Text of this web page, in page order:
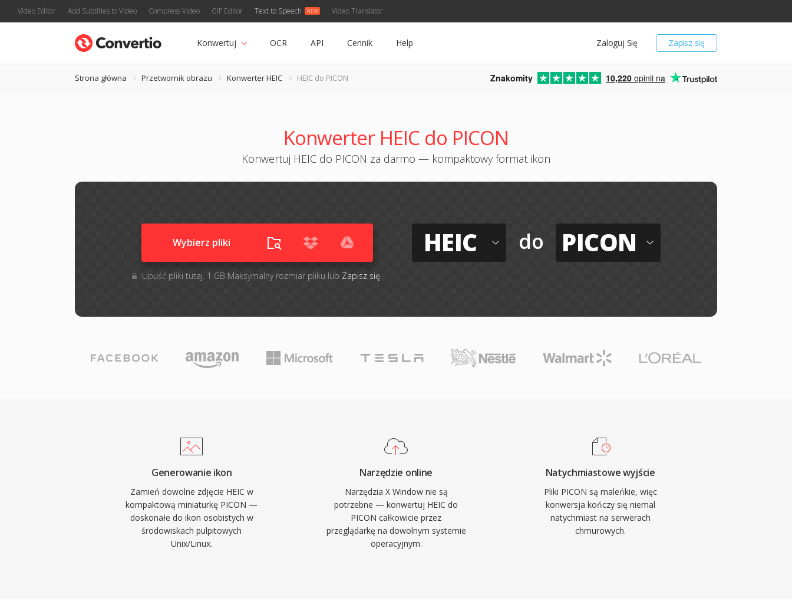
Video Editor Add Subtitles to Video Compress Video GIF Editor Text to Speech Video Translator
Zapisz się
Zaloguj Się
Konwertuj OCR API Cennik Help
Strona główna Przetwornik obrazu Konwerter HEIC HEIC do PICON Znakomity 10,220 opinii na
Konwerter HEIC do PICON
Konwertuj HEIC do PICON za darmo — kompaktowy format ikon
Wybierz pliki
Upuść pliki tutaj. 1 GB Maksymalny rozmiar pliku lub Zapisz się
HEIC do PICON
Generowanie ikon
Zamień dowolne zdjęcie HEIC w
kompaktową miniaturkę PICON —
doskonałe do ikon osobistych w
środowiskach pulpitowych
Unix/Linux.
Narzędzie online
Narzędzia X Window nie są
potrzebne — konwertuj HEIC do
PICON całkowicie przez
przeglądarkę na dowolnym systemie
operacyjnym.
Natychmiastowe wyjście
Pliki PICON są maleńkie, więc
konwersja kończy się niemal
natychmiast na serwerach
chmurowych.